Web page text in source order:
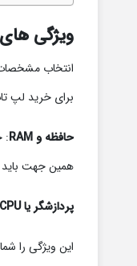
ویژگی
انتخاب مشخصات
برای خرید لپ تاپ مناسب برنامه نویسی
حافظه و RAM
همین جهت باید
پردازشگر یا CPU
این ویژگی را